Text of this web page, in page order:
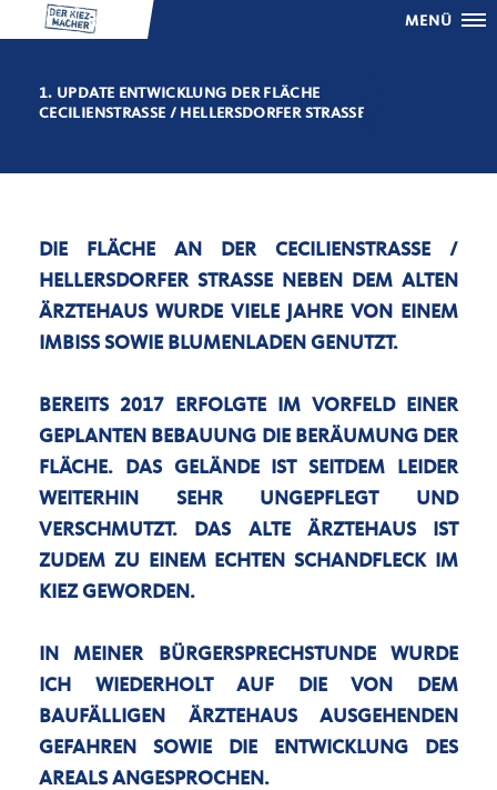
MENÜ
1. UPDATE ENTWICKLUNG DER FLÄCHE
CECILIENSTRASSE / HELLERSDORFER STRASSE
DIE FLÄCHE AN DER CECILIENSTRASSE / H
ELLERSDORFER STRASSE NEBEN DEM ALTEN ÄR
ZTEHAUS WURDE VIELE JAHRE VON EINEM IM
BISS SOWIE BLUMENLADEN GENUTZT.
BEREITS 2017 ERFOLGTE IM VORFELD EINER
GEPLANTEN BEBAUUNG DIE BERÄUMUNG DER
FLÄCHE. DAS GELÄNDE IST SEITDEM LEIDER
WEITERHIN SEHR UNGEPFLEGT UND
VERSCHMUTZT. DAS ALTE ÄRZTEHAUS IST
ZUDEM ZU EINEM ECHTEN SCHANDFLECK IM
KIEZ GEWORDEN.
IN MEINER BÜRGERSPRECHSTUNDE WURDE
ICH WIEDERHOLT AUF DIE VON DEM
BAUFÄLLIGEN ÄRZTEHAUS AUSGEHENDEN
GEFAHREN SOWIE DIE ENTWICKLUNG DES
AREALS ANGESPROCHEN.